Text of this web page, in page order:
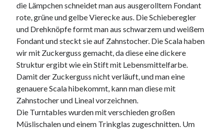
die Lämpchen schneidet man aus ausgerolltem Fondant
rote, grüne und gelbe Vierecke aus. Die Schieberegler
und Drehknöpfe formt man aus schwarzem und weißem
Fondant und steckt sie auf Zahnstocher. Die Scala haben
wir mit Zuckerguss gemacht, da diese eine dickere
Struktur ergibt wie ein Stift mit Lebensmittelfarbe.
Damit der Zuckerguss nicht verläuft, und man eine
genauere Scala hibekommt, kann man diese mit
Zahnstocher und Lineal vorzeichnen.
Die Turntables wurden mit verschieden großen
Müslischalen und einem Trinkglas zugeschnitten. Um